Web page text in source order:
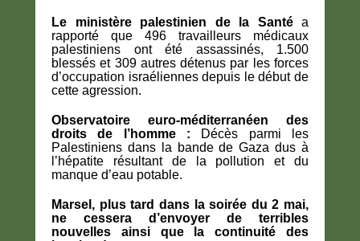
Le ministère palestinien de la Santé a
rapporté que 496 travailleurs médicaux
palestiniens ont été assassinés, 1.500
blessés et 309 autres détenus par les forces
d’occupation israéliennes depuis le début de
cette agression.
Observatoire euro-méditerranéen des
droits de l’homme : Décès parmi les
Palestiniens dans la bande de Gaza dus à
l’hépatite résultant de la pollution et du
manque d’eau potable.
Marsel, plus tard dans la soirée du 2 mai,
ne cessera d’envoyer de terribles
nouvelles ainsi que la continuité des